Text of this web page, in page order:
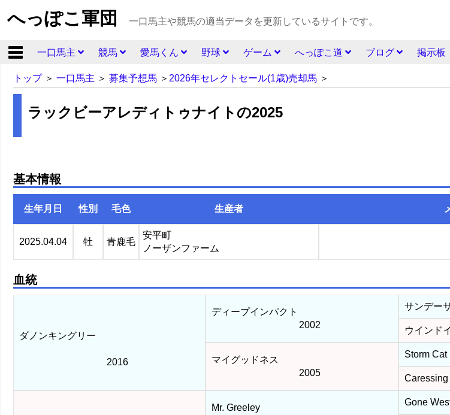
へっぽこ軍団 一口馬主や競馬の適当データを更新しているサイトです。
一口馬主 競馬 愛馬くん 野球 ゲーム へっぽこ道 ブログ 掲示板
トップ＞ 一口馬主 ＞ 募集予想馬 ＞ 2026年セレクトセール(1歳)売却馬 ＞
ラックビーアレディトゥナイトの2025
基本情報
生年月日 性別 毛色 生産者
2025.04.04 牡 青鹿毛
安平町
ノーザンファーム
血統
ダノンキングリー
2016
ディープインパクト
2002
サンデー
ウインド
マイグッドネス
2005
Storm Cat
Caressing
Mr. Greeley
Gone